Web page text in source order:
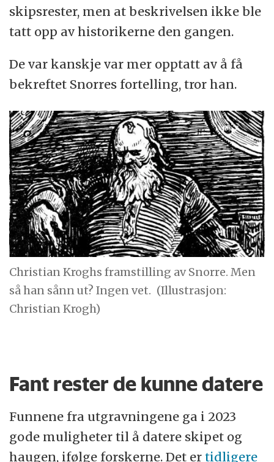
skipsrester, men at beskrivelsen ikke ble
tatt opp av historikerne den gangen.
De var kanskje var mer opptatt av å få
bekreftet Snorres fortelling, tror han.
Christian Kroghs framstilling av Snorre. Men
så han sånn ut? Ingen vet. (Illustrasjon:
Christian Krogh)
Fant rester de kunne datere
Funnene fra utgravningene ga i 2023
gode muligheter til å datere skipet og
haugen, ifølge forskerne. Det ertidligere